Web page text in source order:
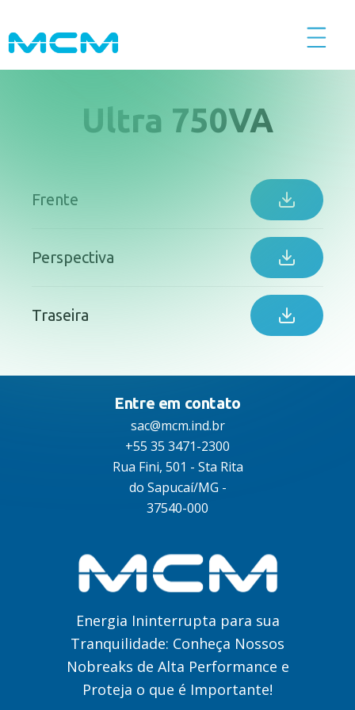
Serviços
Calculadoras
CFTV
Autonomia no-break
Seletor de equipamento
Assistência Técnica
Ultra 750VA
Frente
Perspectiva
Traseira
Entre em contato
sac@mcm.ind.br
+55 35 3471-2300
Rua Fini, 501 - Sta Rita
do Sapucaí/MG -
37540-000
Energia Ininterrupta para sua
Tranquilidade: Conheça Nossos
Nobreaks de Alta Performance e
Proteja o que é Importante!